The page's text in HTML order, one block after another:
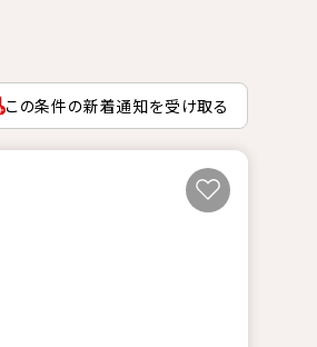
この条件の新着通知を受け取る